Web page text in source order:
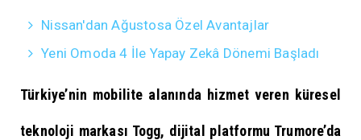
Nissan'dan Ağustosa Özel Avantajlar
Yeni Omoda 4 İle Yapay Zekâ Dönemi Başladı
Türkiye’nin mobilite alanında hizmet veren küresel
teknoloji markası Togg, dijital platformu Trumore’da